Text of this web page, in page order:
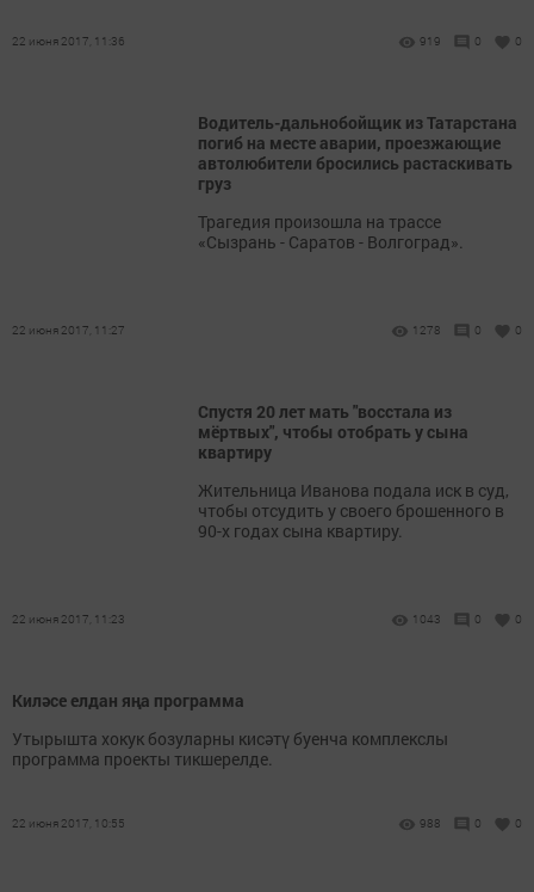
22 июня 2017, 11:36 919 0 0
Водитель-дальнобойщик из Татарстана
погиб на месте аварии, проезжающие
автолюбители бросились растаскивать
груз
Трагедия произошла на трассе
«Сызрань - Саратов - Волгоград».
22 июня 2017, 11:27 1278 0 0
Спустя 20 лет мать "восстала из
мёртвых", чтобы отобрать у сына
квартиру
Жительница Иванова подала иск в суд,
чтобы отсудить у своего брошенного в
90-х годах сына квартиру.
22 июня 2017, 11:23 1043 0 0
Киләсе елдан яңа программа
Утырышта хокук бозуларны кисәтү буенча комплекслы
программа проекты тикшерелде.
22 июня 2017, 10:55 988 0 0